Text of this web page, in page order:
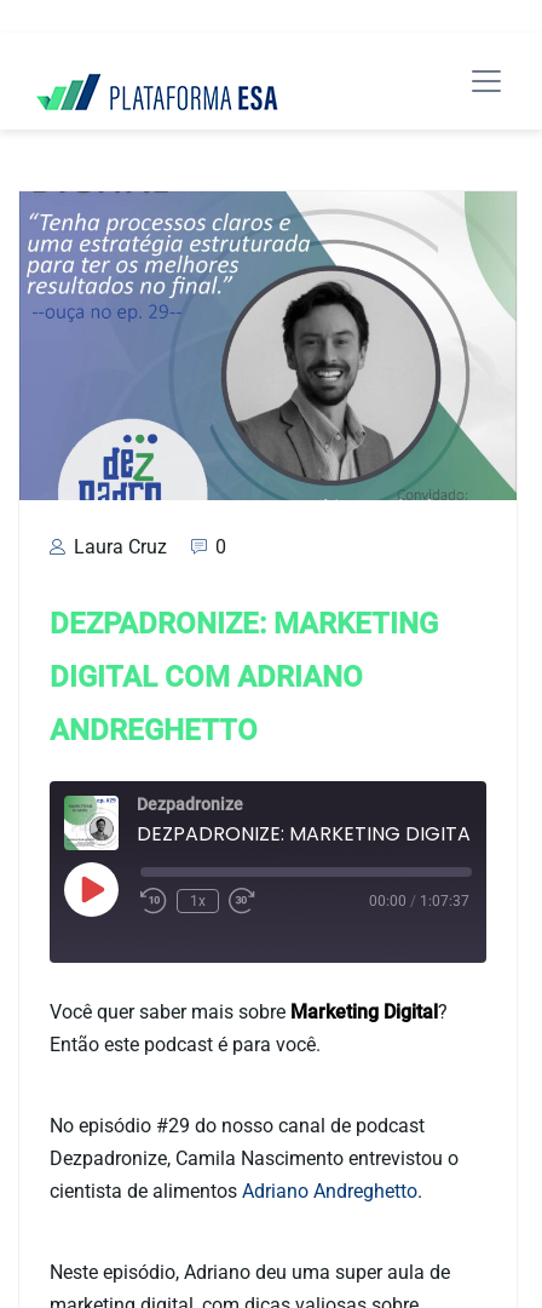
Laura Cruz 0
DEZPADRONIZE: MARKETING
DIGITAL COM ADRIANO
ANDREGHETTO
Dezpadronize
1x 00:00 / 1:07:37
Você quer saber mais sobre Marketing Digital?
Então este podcast é para você.
No episódio #29 do nosso canal de podcast
Dezpadronize, Camila Nascimento entrevistou o
cientista de alimentos Adriano Andreghetto.
Neste episódio, Adriano deu uma super aula de